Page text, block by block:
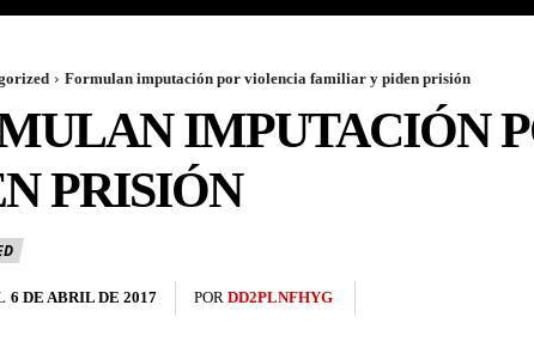
Formulan imputación por violencia familiar y piden prisión
IMPUTACIÓN
PRISIÓN
6 DE ABRIL DE 2017 POR DD2PLNFHYG